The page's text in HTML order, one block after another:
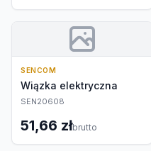
SENCOM
Wiązka elektryczna
SEN20608
51,66 złbrutto